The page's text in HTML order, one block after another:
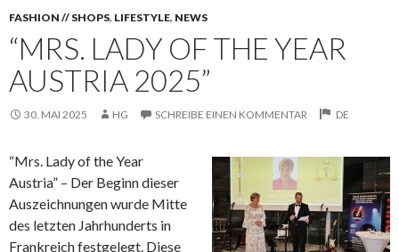
FASHION // SHOPS, LIFESTYLE, NEWS
“MRS. LADY OF THE YEAR
AUSTRIA 2025”
30. MAI 2025 HG SCHREIBE EINEN KOMMENTAR DE
“Mrs. Lady of the Year
Austria” – Der Beginn dieser
Auszeichnungen wurde Mitte
des letzten Jahrhunderts in
Frankreich festgelegt. Diese